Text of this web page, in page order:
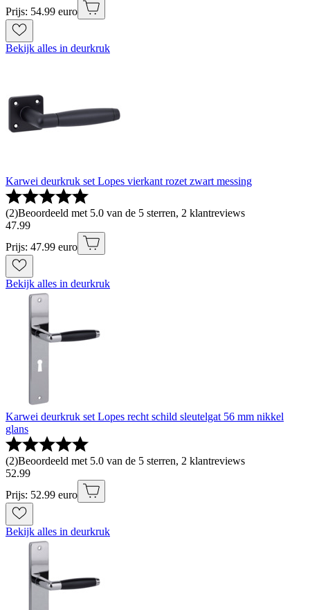
Prijs: 54.99 euro
Bekijk alles in deurkruk
Karwei deurkruk set Lopes vierkant rozet zwart messing
(2)Beoordeeld met 5.0 van de 5 sterren, 2 klantreviews
47.99
Prijs: 47.99 euro
Bekijk alles in deurkruk
Karwei deurkruk set Lopes recht schild sleutelgat 56 mm nikkel
glans
(2)Beoordeeld met 5.0 van de 5 sterren, 2 klantreviews
52.99
Prijs: 52.99 euro
Bekijk alles in deurkruk